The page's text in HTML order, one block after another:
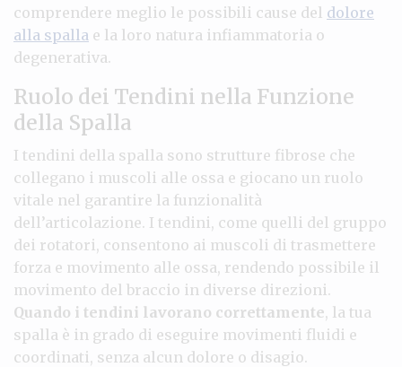
comprendere meglio le possibili cause del dolore
alla spalla e la loro natura infiammatoria o
degenerativa.
Ruolo dei Tendini nella Funzione
della Spalla
I tendini della spalla sono strutture fibrose che
collegano i muscoli alle ossa e giocano un ruolo
vitale nel garantire la funzionalità
dell’articolazione. I tendini, come quelli del gruppo
dei rotatori, consentono ai muscoli di trasmettere
forza e movimento alle ossa, rendendo possibile il
movimento del braccio in diverse direzioni.
Quando i tendini lavorano correttamente, la tua
spalla è in grado di eseguire movimenti fluidi e
coordinati, senza alcun dolore o disagio.